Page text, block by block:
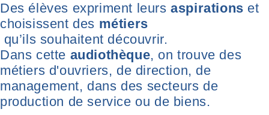
Des élèves expriment leursaspirations et
choisissent des métiers
qu’ils souhaitent découvrir.
Dans cette audiothèque, on trouve des
métiers d'ouvriers, de direction, de
management, dans des secteurs de
production de service ou de biens.